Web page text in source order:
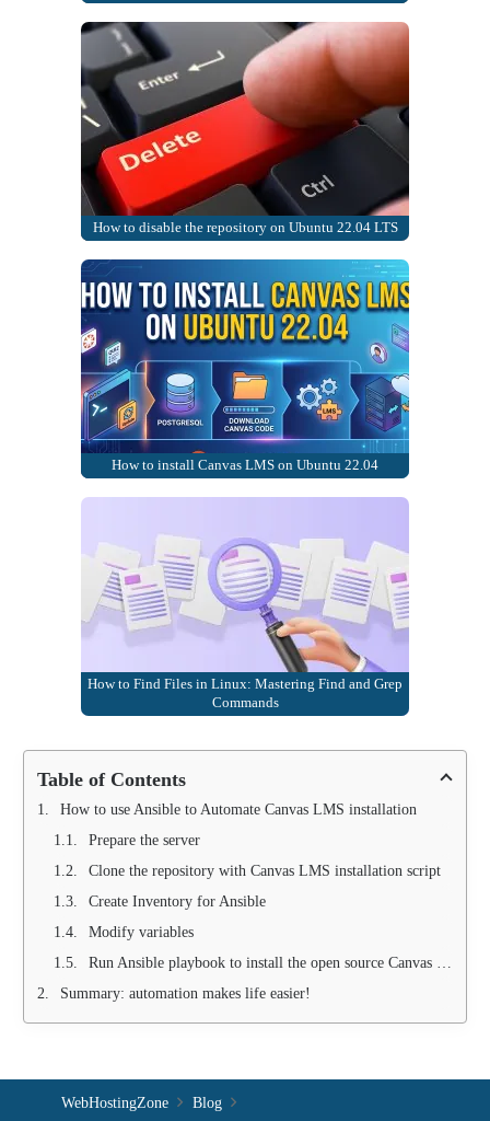
How to disable the repository on Ubuntu 22.04 LTS
How to install Canvas LMS on Ubuntu 22.04
How to Find Files in Linux: Mastering Find and Grep
Commands
Table of Contents
How to use Ansible to Automate Canvas LMS installation
Prepare the server
Clone the repository with Canvas LMS installation script
Create Inventory for Ansible
Modify variables
Run Ansible playbook to install the open source Canvas LMS system
Summary: automation makes life easier!
WebHostingZone
Blog